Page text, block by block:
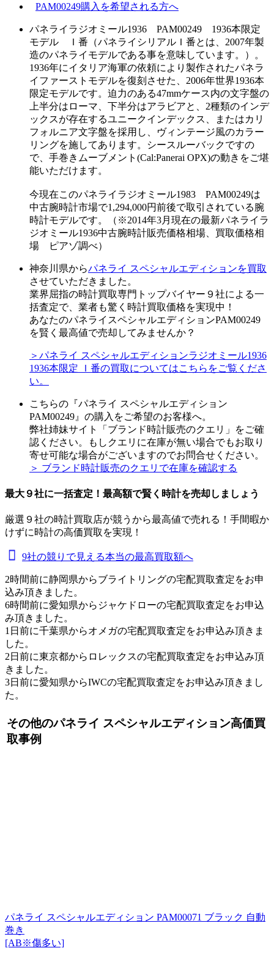
PAM00249購入を希望される方へ
パネライラジオミール1936 PAM00249 1936本限定
モデル Ｉ番（パネライシリアルＩ番とは、2007年製
造のパネライモデルである事を意味しています。）。
1936年にイタリア海軍の依頼により製作されたパネラ
イファーストモデルを復刻させた、2006年世界1936本
限定モデルです。迫力のある47mmケース内の文字盤の
上半分はローマ、下半分はアラビアと、2種類のインデ
ックスが存在するユニークインデックス、またはカリ
フォルニア文字盤を採用し、ヴィンテージ風のカラー
リングを施してあります。シースルーバックですの
で、手巻きムーブメント(Cal:Panerai OPX)の動きをご堪
能いただけます。
今現在このパネライラジオミール1983 PAM00249は
中古腕時計市場で1,294,000円前後で取引されている腕
時計モデルです。（※2014年3月現在の最新パネライラ
ジオミール1936中古腕時計販売価格相場、買取価格相
場 ピアゾ調べ）
神奈川県からパネライ スペシャルエディションを買取
させていただきました。
業界屈指の時計買取専門トップバイヤー９社による一
括査定で、業者も驚く時計買取価格を実現中！
あなたのパネライスペシャルエディションPAM00249
を賢く最高値で売却してみませんか？
＞パネライ スペシャルエディションラジオミール1936
1936本限定 Ｉ番の買取についてはこちらをご覧くださ
い。
こちらの『パネライ スペシャルエディション
PAM00249』の購入をご希望のお客様へ。
弊社姉妹サイト「ブランド時計販売のクエリ」をご確
認ください。もしクエリに在庫が無い場合でもお取り
寄せ可能な場合がございますのでお問合せください。
＞ ブランド時計販売のクエリで在庫を確認する
最大９社に一括査定！ 最高額で賢く時計を売却しましょう
厳選９社の時計買取店が競うから最高値で売れる！手間暇か
けずに時計の高価買取を実現！
9社の競りで見える本当の最高買取額へ
2時間前に静岡県からブライトリングの宅配買取査定をお申
込み頂きました。
6時間前に愛知県からジャケドローの宅配買取査定をお申込
み頂きました。
1日前に千葉県からオメガの宅配買取査定をお申込み頂きま
した。
2日前に東京都からロレックスの宅配買取査定をお申込み頂
きました。
3日前に愛知県からIWCの宅配買取査定をお申込み頂きまし
た。
その他のパネライ スペシャルエディション高価買
取事例
パネライ スペシャルエディション PAM00071 ブラック 自動
巻き
[AB※傷多い]